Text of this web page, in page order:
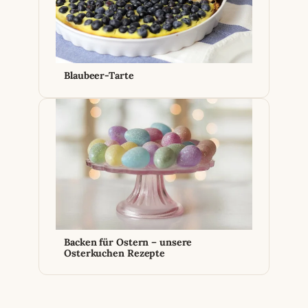
Blaubeer-Tarte
Backen für Ostern – unsere
Osterkuchen Rezepte